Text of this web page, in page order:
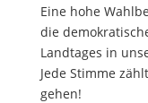
Eine hohe
die
Landtages in
Jede Stimme
gehen!